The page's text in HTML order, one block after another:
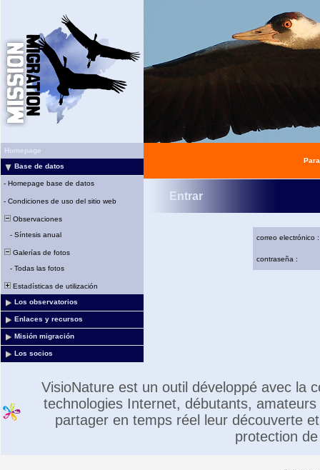
Homepage
Base de datos
- Homepage base de datos
- Condiciones de uso del sitio web
Observaciones
- Síntesis anual
Galerías de fotos
- Todas las fotos
Estadísticas de utilización
Los observatorios
Enlaces y recursos
Misión migración
Los socios
Entrar
correo electrónico :
contraseña :
VisioNature est un outil développé avec la
technologies Internet, débutants,
partager en temps réel leur découverte
protection